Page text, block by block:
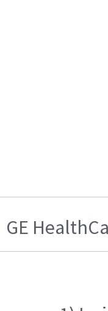
GE